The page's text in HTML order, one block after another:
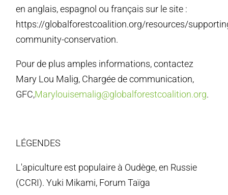
en anglais, espagnol ou français sur le site :
https://globalforestcoalition.org/resources/
community-conservation.
Pour de plus amples informations, contactez
Mary Lou Malig, Chargée de communication,
GFC,Marylouisemalig@globalforestcoalition.org.
LÉGENDES
L'apiculture est populaire à Oudège, en Russie
(CCRI). Yuki Mikami, Forum Taïga